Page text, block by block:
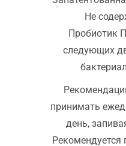
Не
Пробиотик
следующих
принимать
день,
Рекомендуется